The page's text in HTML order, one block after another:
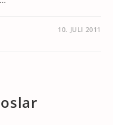
10. JULI 2011